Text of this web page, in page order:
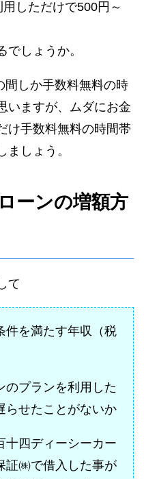
しただけで500円～
でしょうか。
間しか手数料無料の時
いますが、ムダにお金
け手数料無料の時間帯
しょう。
ーンの増額方
て
件を満たす年収（税
のプランを利用した
らせたことがないか
十四ディーシーカー
証㈱で借入した事が